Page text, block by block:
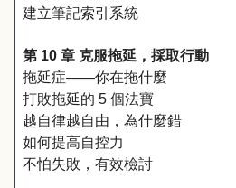
建立筆記索引系統
第 10 章 克服拖延，採取行動
拖延症——你在拖什麼
打敗拖延的 5 個法寶
越自律越自由，為什麼錯
如何提高自控力
不怕失敗，有效檢討